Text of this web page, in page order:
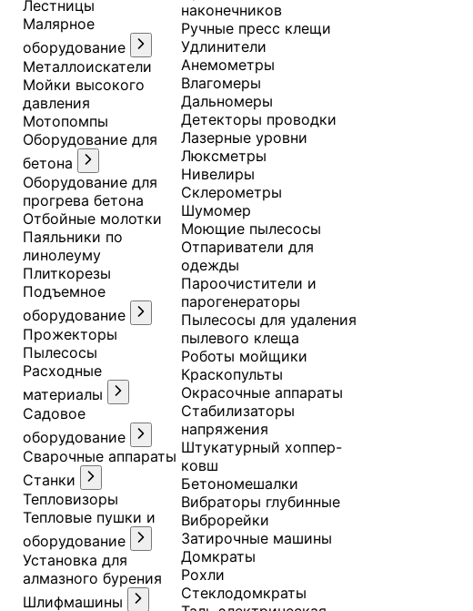
Лестницы
Малярное
оборудование
Металлоискатели
Мойки высокого
давления
Мотопомпы
Оборудование для
бетона
Оборудование для
прогрева бетона
Отбойные молотки
Паяльники по
линолеуму
Плиткорезы
Подъемное
оборудование
Прожекторы
Пылесосы
Расходные
материалы
Садовое
оборудование
Сварочные аппараты
Станки
Тепловизоры
Тепловые пушки и
оборудование
Установка для
алмазного бурения
Шлифмашины
наконечников
Ручные пресс клещи
Удлинители
Анемометры
Влагомеры
Дальномеры
Детекторы проводки
Лазерные уровни
Люксметры
Нивелиры
Склерометры
Шумомер
Моющие пылесосы
Отпариватели для
одежды
Пароочистители и
парогенераторы
Пылесосы для удаления
пылевого клеща
Роботы мойщики
Краскопульты
Окрасочные аппараты
Стабилизаторы
напряжения
Штукатурный хоппер-
ковш
Бетономешалки
Вибраторы глубинные
Виброрейки
Затирочные машины
Домкраты
Рохли
Стеклодомкраты